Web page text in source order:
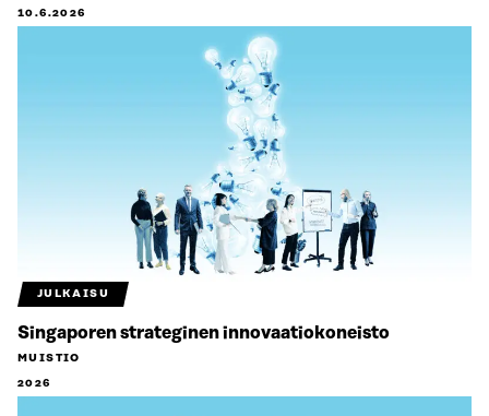
10.6.2026
JULKAISU
Singaporen strateginen innovaatiokoneisto
MUISTIO
2026